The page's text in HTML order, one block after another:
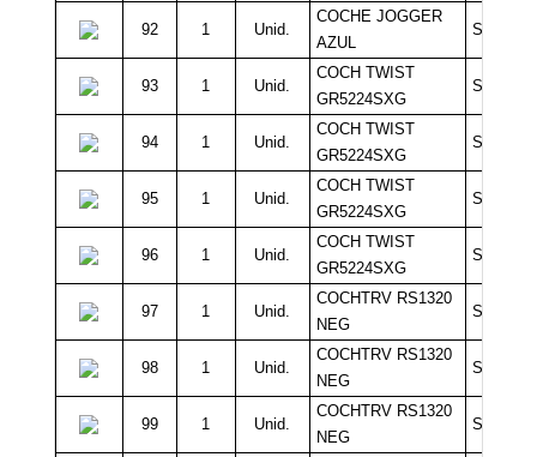
92 1 Unid.
COCHE JOGGER
AZUL
Sin
93 1 Unid.
COCH TWIST
GR5224SXG
Sin
94 1 Unid.
COCH TWIST
GR5224SXG
Sin
95 1 Unid.
COCH TWIST
GR5224SXG
Sin
96 1 Unid.
COCH TWIST
GR5224SXG
Sin
97 1 Unid.
COCHTRV RS1320
NEG
Sin
98 1 Unid.
COCHTRV RS1320
NEG
Sin
99 1 Unid.
COCHTRV RS1320
NEG
Sin